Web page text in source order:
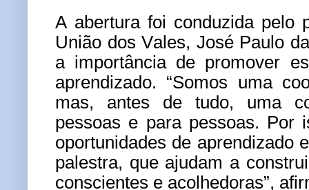
A abertura foi conduzida pelo
União dos Vales, José Paulo
a importância de promover
aprendizado. “Somos uma
mas, antes de tudo, uma
pessoas e para pessoas. Por
oportunidades de aprendizado
palestra, que ajudam a
conscientes e acolhedoras”,